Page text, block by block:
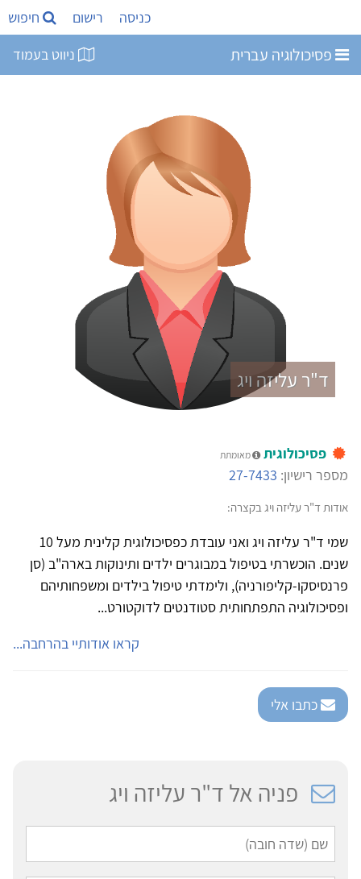
כניסה רישום חיפוש
פסיכולוגיה עברית ניווט בעמוד
ד"ר עליזה ויג
פסיכולוגית מאומתת
מספר רישיון: 27-7433
אודות ד"ר עליזה ויג בקצרה:
שמי ד"ר עליזה ויג ואני עובדת כפסיכולוגית קלינית מעל 10
שנים. הוכשרתי בטיפול במבוגרים ילדים ותינוקות בארה"ב (סן
פרנסיסקו-קליפורניה), ולימדתי טיפול בילדים ומשפחותיהם
ופסיכולוגיה התפתחותית סטודנטים לדוקטורט...
קראו אודותיי בהרחבה...
כתבו אלי
פניה אל ד"ר עליזה ויג